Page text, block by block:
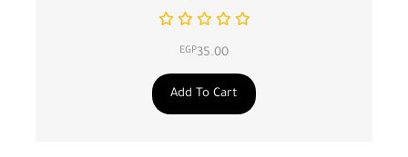
EGP35.00
Add To Cart